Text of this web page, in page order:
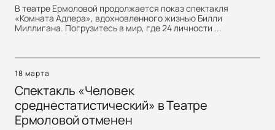
В театре Ермоловой продолжается показ спектакля
«Комната Адлера», вдохновленного жизнью Билли
Миллигана. Погрузитесь в мир, где 24 личности ...
18 марта
Спектакль «Человек
среднестатистический» в Театре
Ермоловой отменен